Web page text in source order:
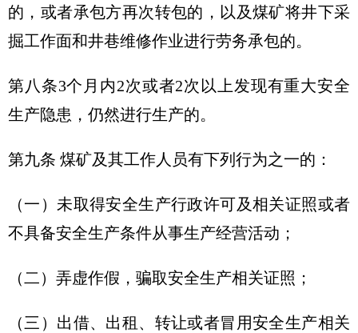
的，或者承包方再次转包的，以及煤矿将井下采
掘工作面和井巷维修作业进行劳务承包的。
第八条3个月内2次或者2次以上发现有重大安全
生产隐患，仍然进行生产的。
第九条 煤矿及其工作人员有下列行为之一的：
（一）未取得安全生产行政许可及相关证照或者
不具备安全生产条件从事生产经营活动；
（二）弄虚作假，骗取安全生产相关证照；
（三）出借、出租、转让或者冒用安全生产相关